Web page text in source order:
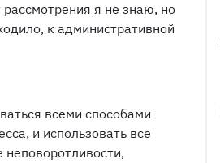
рассмотрения я не знаю, но
к административной
всеми способами
и использовать все